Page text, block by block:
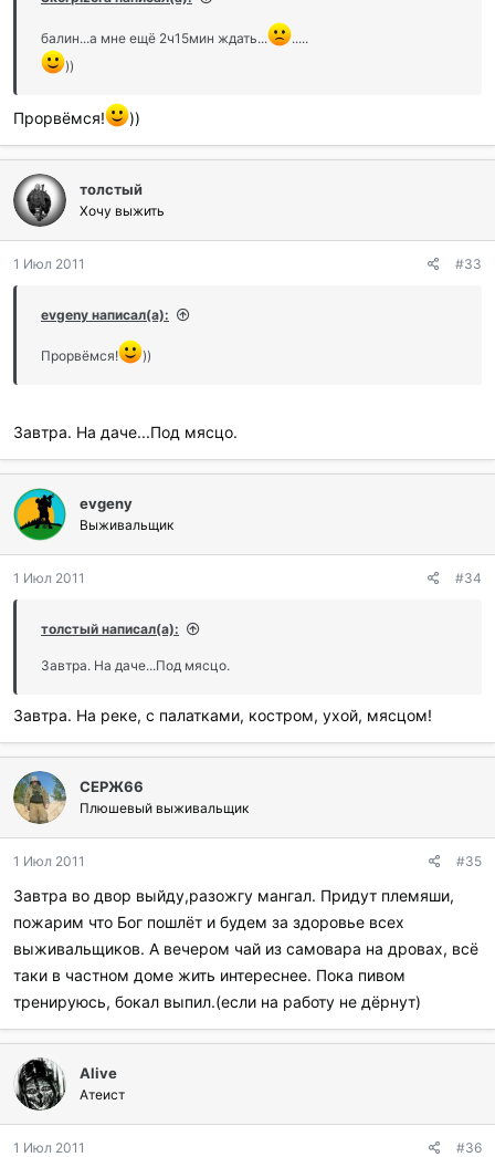
балин...а мне ещё 2ч15мин ждать...
.....
))
Прорвёмся! ))
толстый
Хочу выжить
1 Июл 2011 #33
evgeny написал(а):
Прорвёмся! ))
Завтра. На даче...Под мясцо.
evgeny
Выживальщик
1 Июл 2011 #34
толстый написал(а):
Завтра. На даче...Под мясцо.
Завтра. На реке, с палатками, костром, ухой, мясцом!
СЕРЖ66
Плюшевый выживальщик
1 Июл 2011 #35
Завтра во двор выйду,разожгу мангал. Придут племяши,
пожарим что Бог пошлёт и будем за здоровье всех
выживальщиков. А вечером чай из самовара на дровах, всё
таки в частном доме жить интереснее. Пока пивом
тренируюсь, бокал выпил.(если на работу не дёрнут)
Alive
Атеист
1 Июл 2011 #36